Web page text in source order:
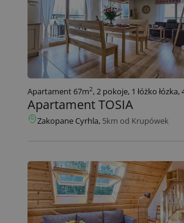
Apartament 67m2, 2 pokoje, 1 łóżko łózka,
Apartament TOSIA
Zakopane Cyrhla, 5km od Krupówek